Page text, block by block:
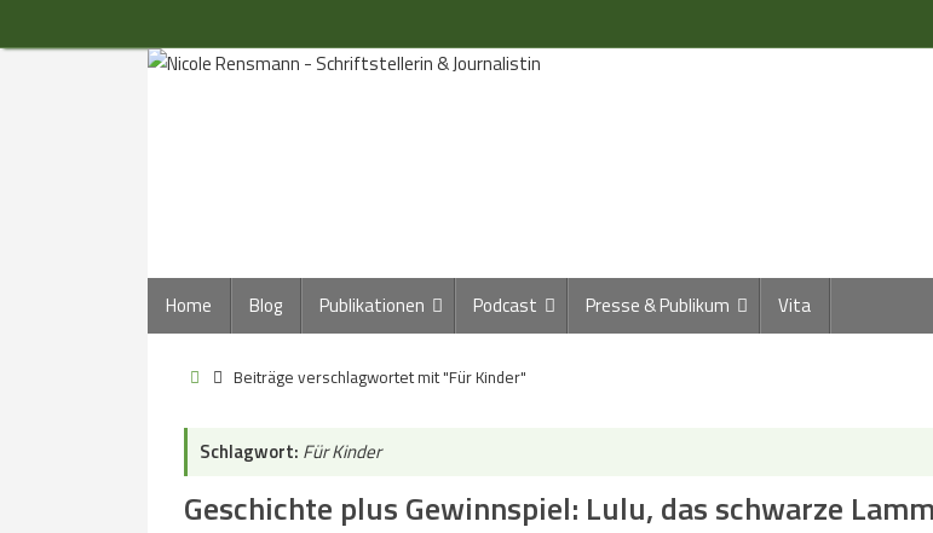
Inhalt
Inhalt
springen
Home Blog Publikationen Podcast Presse & Publikum Vita
StartBeiträge verschlagwortet mit "Für Kinder"
Schlagwort: Für Kinder
Geschichte plus Gewinnspiel: Lulu, das schwarze Lamm